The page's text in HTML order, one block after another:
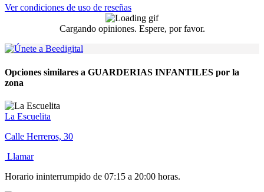
Ver condiciones de uso de reseñas
Cargando opiniones. Espere, por favor.
Opciones similares a GUARDERIAS INFANTILES por la
zona
La Escuelita
Calle Herreros, 30
Llamar
Horario ininterrumpido de 07:15 a 20:00 horas.